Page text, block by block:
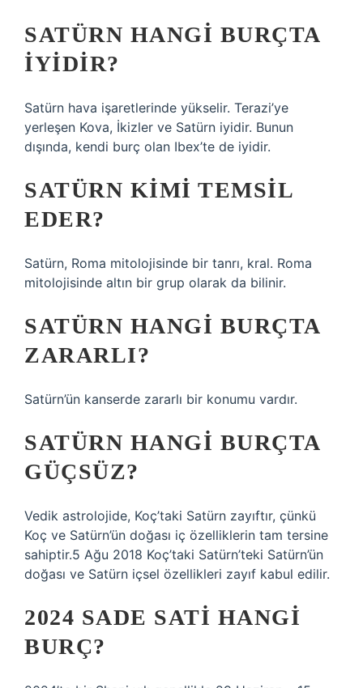
SATÜRN HANGI BURÇTA
IYIDIR?
Satürn hava işaretlerinde yükselir. Terazi’ye
yerleşen Kova, İkizler ve Satürn iyidir. Bunun
dışında, kendi burç olan Ibex’te de iyidir.
SATÜRN KIMI TEMSIL
EDER?
Satürn, Roma mitolojisinde bir tanrı, kral. Roma
mitolojisinde altın bir grup olarak da bilinir.
SATÜRN HANGI BURÇTA
ZARARLI?
Satürn’ün kanserde zararlı bir konumu vardır.
SATÜRN HANGI BURÇTA
GÜÇSÜZ?
Vedik astrolojide, Koç’taki Satürn zayıftır, çünkü
Koç ve Satürn’ün doğası iç özelliklerin tam tersine
sahiptir.5 Ağu 2018 Koç’taki Satürn’teki Satürn’ün
doğası ve Satürn içsel özellikleri zayıf kabul edilir.
2024 SADE SATI HANGI
BURÇ?